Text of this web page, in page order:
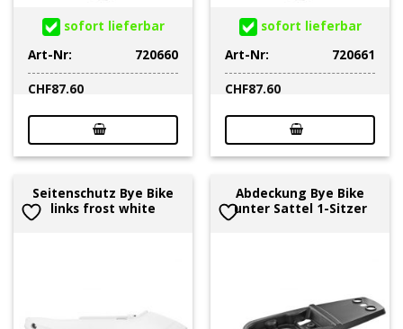
sofort lieferbar
Art-Nr:
720660
CHF87.60
sofort lieferbar
Art-Nr:
720661
CHF87.60
Seitenschutz Bye Bike
links frost white
Abdeckung Bye Bike
unter Sattel 1-Sitzer